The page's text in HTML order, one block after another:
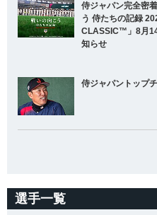
侍ジャパン完全密
う 侍たちの記録
CLASSIC™」8月
知らせ
侍ジャパントップ
選手一覧